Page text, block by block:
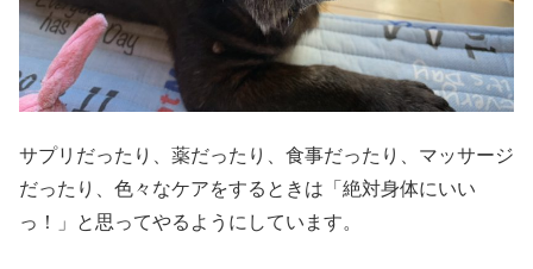
サプリだったり、薬だったり、食事だったり、マッサージ
だったり、色々なケアをするときは「絶対身体にいい
っ！」と思ってやるようにしています。